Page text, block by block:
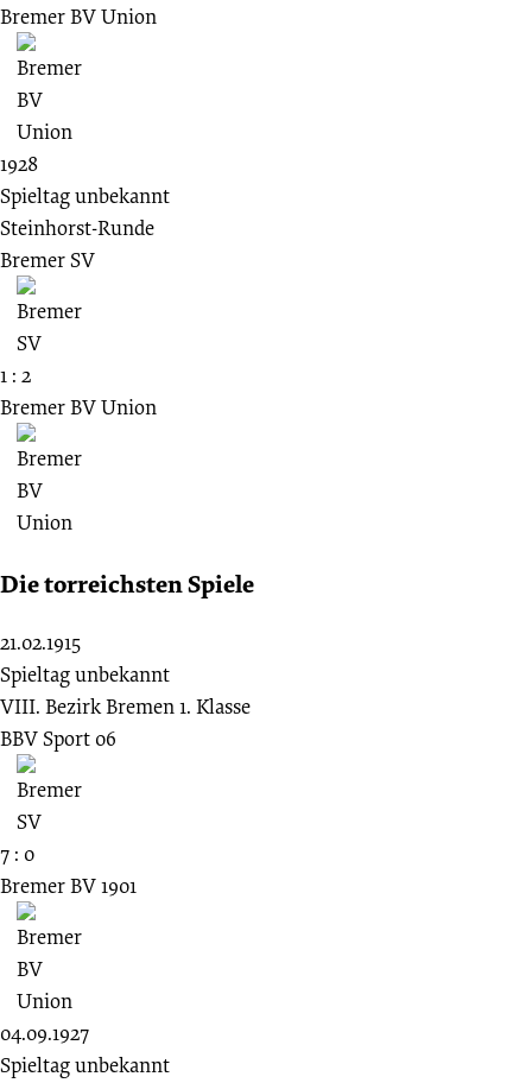
Bremer BV Union
1928
Spieltag unbekannt
Steinhorst-Runde
Bremer SV
1 : 2
Bremer BV Union
Die torreichsten Spiele
21.02.1915
Spieltag unbekannt
VIII. Bezirk Bremen 1. Klasse
BBV Sport 06
7 : 0
Bremer BV 1901
04.09.1927
Spieltag unbekannt